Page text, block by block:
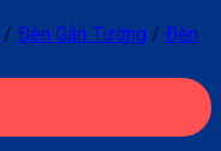
/ Đèn Gắn Tường / Đèn